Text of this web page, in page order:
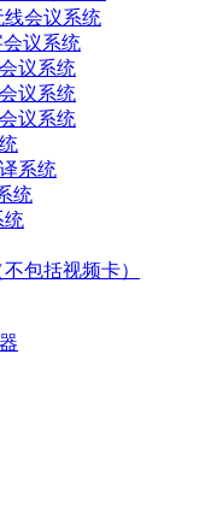
线会议系统
会议系统
议系统
议系统
议系统
系统
统
统
包括视频卡）